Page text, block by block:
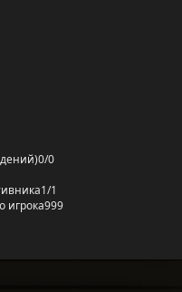
0/0
1/1
игрока999